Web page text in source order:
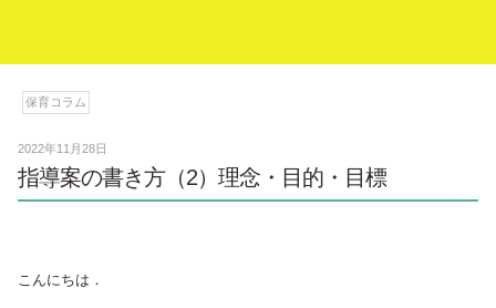
保育コラム
2022年11月28日
指導案の書き方（2）理念・目的・目標
こんにちは．